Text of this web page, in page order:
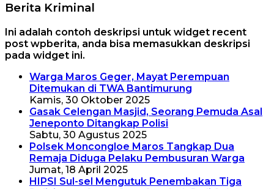
Berita Kriminal
Ini adalah contoh deskripsi untuk widget recent
post wpberita, anda bisa memasukkan deskripsi
pada widget ini.
Warga Maros Geger, Mayat Perempuan
Ditemukan di TWA Bantimurung
Kamis, 30 Oktober 2025
Gasak Celengan Masjid, Seorang Pemuda Asal
Jeneponto Ditangkap Polisi
Sabtu, 30 Agustus 2025
Polsek Moncongloe Maros Tangkap Dua
Remaja Diduga Pelaku Pembusuran Warga
Jumat, 18 April 2025
HIPSI Sul-sel Mengutuk Penembakan Tiga